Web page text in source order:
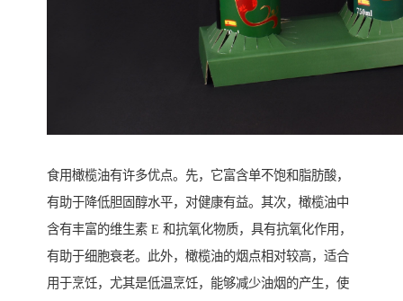
食用橄榄油有许多优点。先，它富含单不饱和脂肪酸，
有助于降低胆固醇水平，对健康有益。其次，橄榄油中
含有丰富的维生素 E 和抗氧化物质，具有抗氧化作用，
有助于细胞衰老。此外，橄榄油的烟点相对较高，适合
用于烹饪，尤其是低温烹饪，能够减少油烟的产生，使